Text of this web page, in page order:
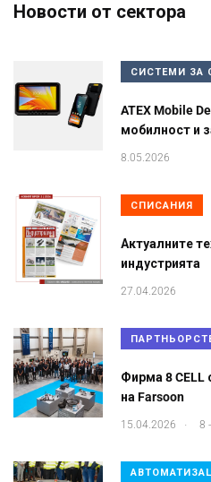
Новости от сектора
СИСТЕМИ ЗА
ATEX Mobile
мобилност и
8.05.2026
СПИСАНИЯ
Актуалните
индустрията
27.04.2026
Фирма 8 CELL
на Farsoon
15.04.2026 . 8